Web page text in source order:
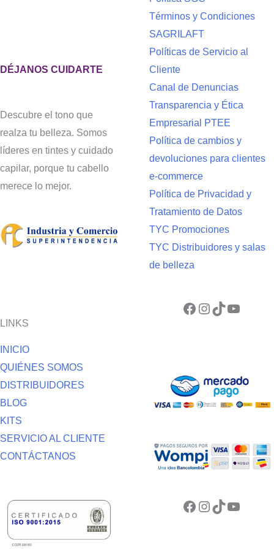
DÉJANOS CUIDARTE
Descubre el tono que
realza tu belleza. Somos
líderes en tintes y cuidado
capilar, porque tu cabello
merece lo mejor.
Términos y Condiciones
SAGRILAFT
Políticas de Servicio al
Cliente
Canal de Denuncias
Transparencia y Ética
Empresarial PTEE
Política de cambios y
devoluciones para clientes
e-commerce
Política de Privacidad y
Tratamiento de Datos
TYC Promociones
TYC Distribuidores y salas
de belleza
Facebook Instagram TikTok YouTube
LINKS
INICIO
QUIÉNES SOMOS
DISTRIBUIDORES
BLOG
KITS
SERVICIO AL CLIENTE
CONTÁCTANOS
Facebook
Instagram
TikTok